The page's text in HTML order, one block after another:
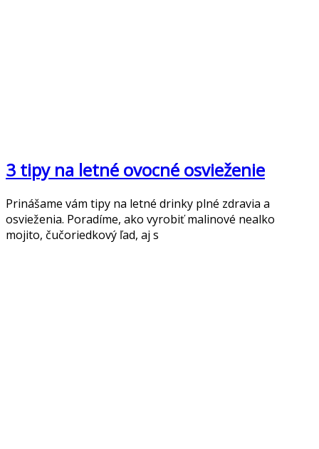
3 tipy na letné ovocné osvieženie
Prinášame vám tipy na letné drinky plné zdravia a
osvieženia. Poradíme, ako vyrobiť malinové nealko
mojito, čučoriedkový ľad, aj s